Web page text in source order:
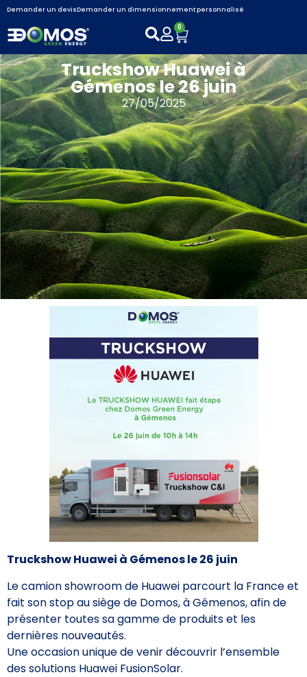
Demander un devisDemander un dimensionnement personnalisé
0
Truckshow Huawei à
Gémenos le 26 juin
27/05/2025
Truckshow Huawei à Gémenos le 26 juin
Le camion showroom de Huawei parcourt la France et
fait son stop au siège de Domos, à Gémenos, afin de
présenter toutes sa gamme de produits et les
dernières nouveautés.
Une occasion unique de venir découvrir l’ensemble
des solutions Huawei FusionSolar.